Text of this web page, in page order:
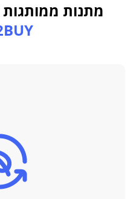
מתנות ממותגות
/>